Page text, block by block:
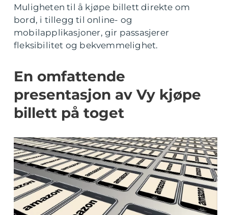
Muligheten til å kjøpe billett direkte om
bord, i tillegg til online- og
mobilapplikasjoner, gir passasjerer
fleksibilitet og bekvemmelighet.
En omfattende
presentasjon av Vy kjøpe
billett på toget